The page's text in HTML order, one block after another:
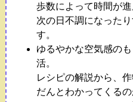
歩数によって時間が
次の日不調になった
す。
ゆるやかな空気感の
活。
レシピの解説から、
だんとわかってくるの